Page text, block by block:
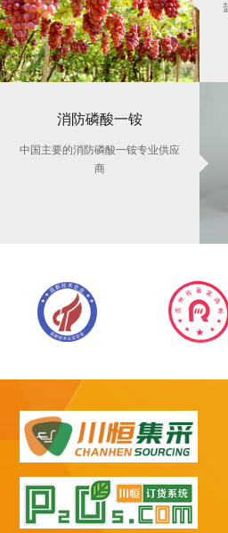
消防磷酸一铵
中国主要的消防磷酸一铵专业供应
商